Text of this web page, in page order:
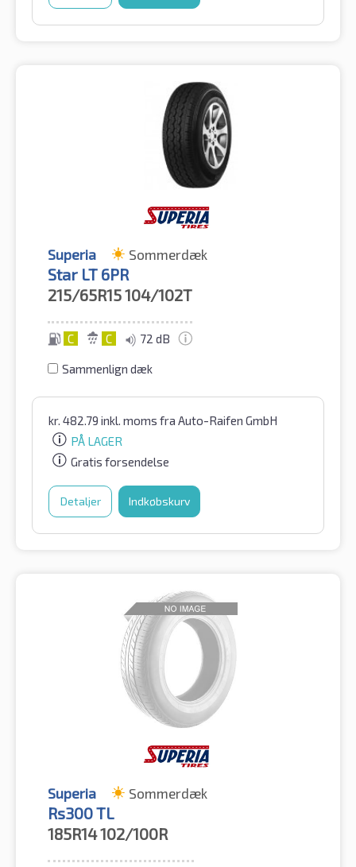
Superia Sommerdæk
Star LT 6PR
215/65R15104/102T
C C 72 dB
Sammenlign dæk
kr. 482.79 inkl. moms fra Auto-Raifen GmbH
PÅ LAGER
Gratis forsendelse
Detaljer Indkøbskurv
Superia Sommerdæk
Rs300 TL
185R14102/100R